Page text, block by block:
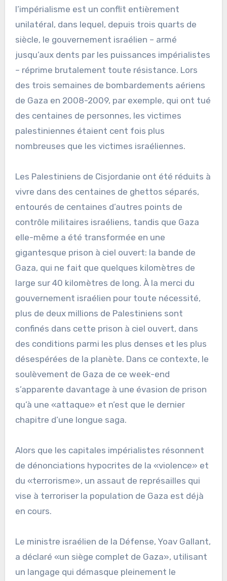
l’impérialisme est un conflit entièrement
unilatéral, dans lequel, depuis trois quarts de
siècle, le gouvernement israélien – armé
jusqu’aux dents par les puissances impérialistes
– réprime brutalement toute résistance. Lors
des trois semaines de bombardements aériens
de Gaza en 2008-2009, par exemple, qui ont tué
des centaines de personnes, les victimes
palestiniennes étaient cent fois plus
nombreuses que les victimes israéliennes.
Les Palestiniens de Cisjordanie ont été réduits à
vivre dans des centaines de ghettos séparés,
entourés de centaines d’autres points de
contrôle militaires israéliens, tandis que Gaza
elle-même a été transformée en une
gigantesque prison à ciel ouvert: la bande de
Gaza, qui ne fait que quelques kilomètres de
large sur 40 kilomètres de long. À la merci du
gouvernement israélien pour toute nécessité,
plus de deux millions de Palestiniens sont
confinés dans cette prison à ciel ouvert, dans
des conditions parmi les plus denses et les plus
désespérées de la planète. Dans ce contexte, le
soulèvement de Gaza de ce week-end
s’apparente davantage à une évasion de prison
qu’à une «attaque» et n’est que le dernier
chapitre d’une longue saga.
Alors que les capitales impérialistes résonnent
de dénonciations hypocrites de la «violence» et
du «terrorisme», un assaut de représailles qui
vise à terroriser la population de Gaza est déjà
en cours.
Le ministre israélien de la Défense, Yoav Gallant,
a déclaré «un siège complet de Gaza», utilisant
un langage qui démasque pleinement le